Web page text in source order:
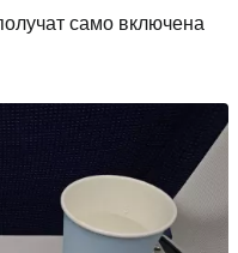
само включена